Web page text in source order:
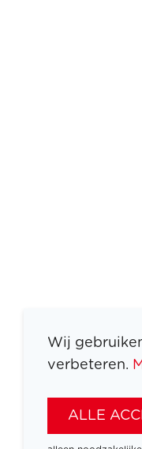
Wij
verbeteren.
ALLE